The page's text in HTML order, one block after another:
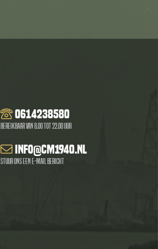
0614238580
Bereikbaar van 8.00 tot 22.00 uur
info@cm1940.nl
Stuur ons een e-mail bericht